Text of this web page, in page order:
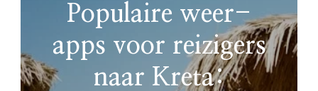
Populaire weer-
apps voor reizigers
naar Kreta: